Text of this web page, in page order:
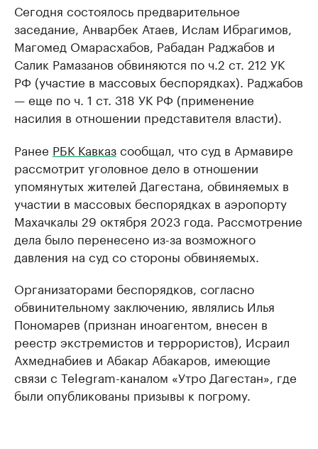
Сегодня состоялось предварительное
заседание, Анварбек Атаев, Ислам Ибрагимов,
Магомед Омарасхабов, Рабадан Раджабов и
Салик Рамазанов обвиняются по ч.2 ст. 212 УК
РФ (участие в массовых беспорядках). Раджабов
— еще по ч. 1 ст. 318 УК РФ (применение
насилия в отношении представителя власти).
Ранее РБК Кавказсообщал, что суд в Армавире
рассмотрит уголовное дело в отношении
упомянутых жителей Дагестана, обвиняемых в
участии в массовых беспорядках в аэропорту
Махачкалы 29 октября 2023 года. Рассмотрение
дела было перенесено из-за возможного
давления на суд со стороны обвиняемых.
Организаторами беспорядков, согласно
обвинительному заключению, являлись Илья
Пономарев (признан иноагентом, внесен в
реестр экстремистов и террористов), Исраил
Ахмеднабиев и Абакар Абакаров, имеющие
связи с Telegram-каналом «Утро Дагестан», где
были опубликованы призывы к погрому.